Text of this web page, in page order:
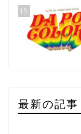
15
最新の記事